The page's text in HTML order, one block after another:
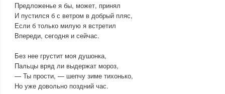
Предложенье я бы, может, принял
И пустился б с ветром в добрый пляс,
Если б только милую я встретил
Впереди, сегодня и сейчас.
Без нее грустит моя душонка,
Пальцы вряд ли выдержат мороз,
— Ты прости, — шепчу зиме тихонько,
Но уже довольно поздний час.